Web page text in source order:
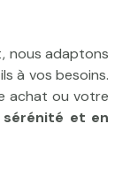
– une
où votre
nous adaptons
à vos besoins.
achat ou votre
et en